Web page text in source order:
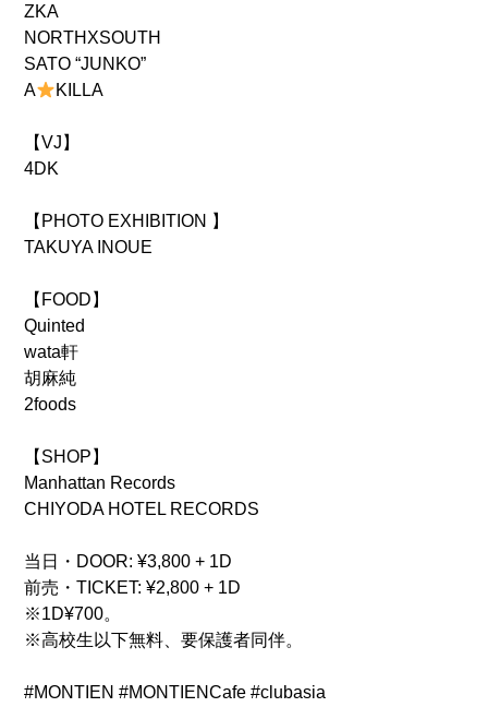
ZKA
NORTHXSOUTH
SATO “JUNKO”
A
KILLA
【VJ】
4DK
【PHOTO EXHIBITION 】
TAKUYA INOUE
【FOOD】
Quinted
wata軒
胡麻純
2foods
【SHOP】
Manhattan Records
CHIYODA HOTEL RECORDS
当日・DOOR: ¥3,800 + 1D
前売・TICKET: ¥2,800 + 1D
※1D¥700。
※高校生以下無料、要保護者同伴。
#MONTIEN #MONTIENCafe #clubasia